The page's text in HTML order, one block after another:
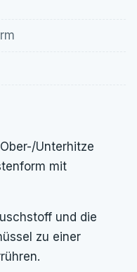
Unterhitze
mit
und die
zu einer